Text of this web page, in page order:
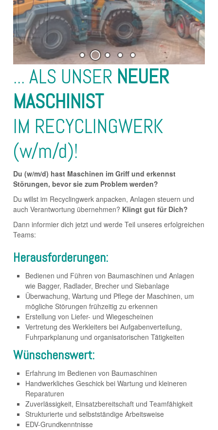
... ALS UNSER NEUER
MASCHINIST
IM RECYCLINGWERK
(w/m/d)!
Du (w/m/d) hast Maschinen im Griff und erkennst
Störungen, bevor sie zum Problem werden?
Du willst im Recyclingwerk anpacken, Anlagen steuern und
auch Verantwortung übernehmen? Klingt gut für Dich?
Dann informier dich jetzt und werde Teil unseres erfolgreichen
Teams:
Herausforderungen:
Bedienen und Führen von Baumaschinen und Anlagen
wie Bagger, Radlader, Brecher und Siebanlage
Überwachung, Wartung und Pflege der Maschinen, um
mögliche Störungen frühzeitig zu erkennen
Erstellung von Liefer- und Wiegescheinen
Vertretung des Werkleiters bei Aufgabenverteilung,
Fuhrparkplanung und organisatorischen Tätigkeiten
Wünschenswert:
Erfahrung im Bedienen von Baumaschinen
Handwerkliches Geschick bei Wartung und kleineren
Reparaturen
Zuverlässigkeit, Einsatzbereitschaft und Teamfähigkeit
Strukturierte und selbstständige Arbeitsweise
EDV-Grundkenntnisse